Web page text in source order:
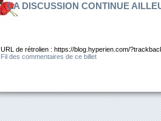
LA DISCUSSION CONTINUE
URL de rétrolien : https://blog.hyperien.com/
Fil des commentaires de ce billet